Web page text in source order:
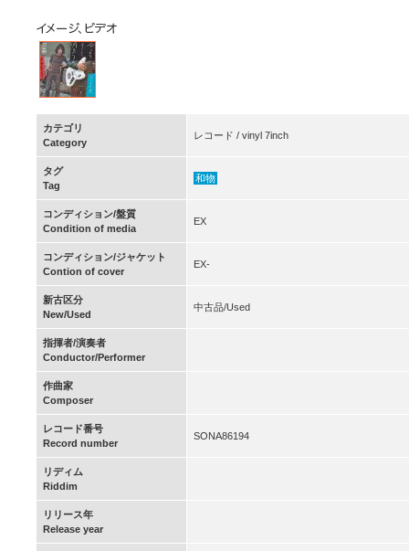
カテゴリ
Category
レコード / vinyl 7inch
タグ
Tag
和物
コンディション/盤質
Condition of media
EX
コンディション/ジャケット
Contion of cover
EX-
新古区分
New/Used
中古品/Used
指揮者/演奏者
Conductor/Performer
作曲家
Composer
レコード番号
Record number
SONA86194
リディム
Riddim
リリース年
Release year